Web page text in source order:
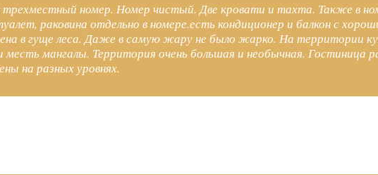
трехместный номер. Номер чистый. Две кровати и тахта. Также в
раковина отдельно в номере.есть кондиционер и балкон с
в гуще леса. Даже в самую жару не было жарко. На территории
мангалы. Территория очень большая и необычная. Гостиница
на разных уровнях.